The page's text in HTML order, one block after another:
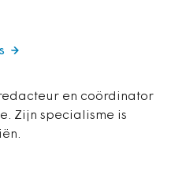
redacteur en coördinator
Zijn specialisme is